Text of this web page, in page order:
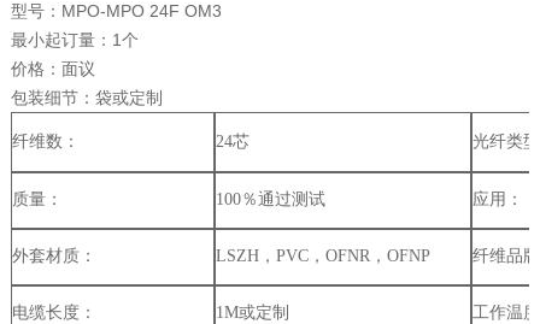
型号：MPO-MPO 24F OM3
最小起订量：1个
价格：面议
包装细节：袋或定制
纤维数： 24芯 光纤类
质量： 100％通过测试 应用：
外套材质： LSZH，PVC，OFNR，OFNP 纤维品
电缆长度： 1M或定制 工作温